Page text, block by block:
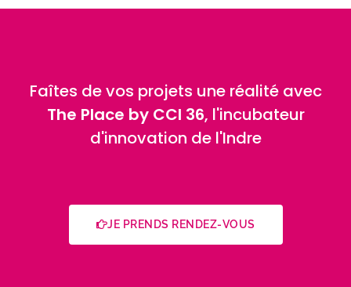
Faîtes de vos projets une réalité avec
The Place by CCI 36, l'incubateur
d'innovation de l'Indre
JE PRENDS RENDEZ-VOUS